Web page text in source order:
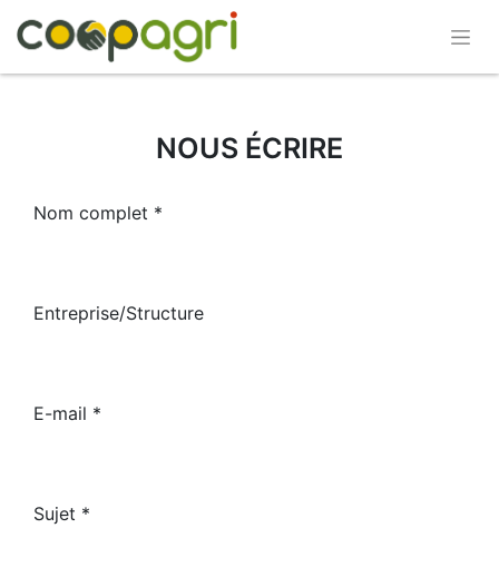
NOUS ÉCRIRE
Nom complet
Entreprise/Structure
E-mail
Sujet